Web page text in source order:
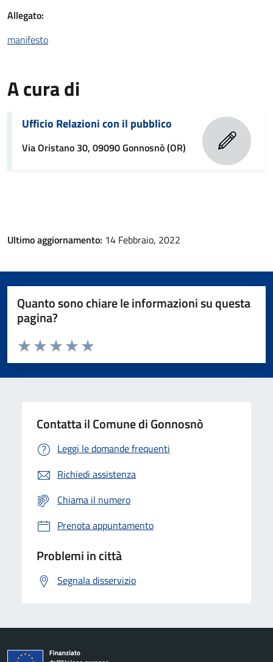
Allegato:
manifesto
A cura di
Ufficio Relazioni con il pubblico
Via Oristano 30, 09090 Gonnosnò (OR)
Ultimo aggiornamento: 14 Febbraio, 2022
Quanto sono chiare le informazioni su questa
pagina?
Valuta da 1 a 5 stelle la pagina
Valuta 5 stelle su 5
Valuta 4 stelle su 5
Valuta 3 stelle su 5
Valuta 2 stelle su 5
Valuta 1 stelle su 5
Contatta il Comune di Gonnosnò
Leggi le domande frequenti
Richiedi assistenza
Chiama il numero
Prenota appuntamento
Problemi in città
Segnala disservizio